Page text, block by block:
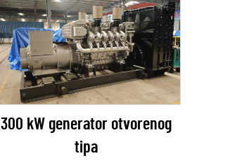
300 kW generator otvorenog
tipa